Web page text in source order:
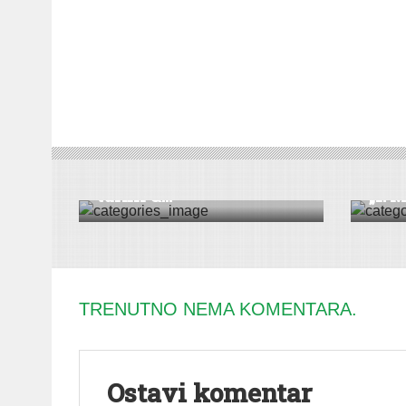
SPORT|INĐIJA
turnir &...
SPORT
„1.
TRENUTNO NEMA KOMENTARA.
Ostavi komentar